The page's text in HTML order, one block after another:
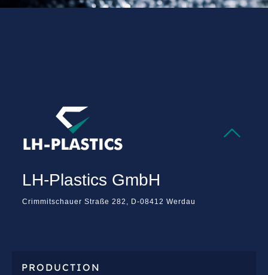
LH-Plastics GmbH
Crimmitschauer Straße 282, D-08412 Werdau

PRODUCTION